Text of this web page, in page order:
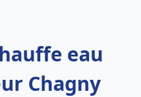
eau
Chagny